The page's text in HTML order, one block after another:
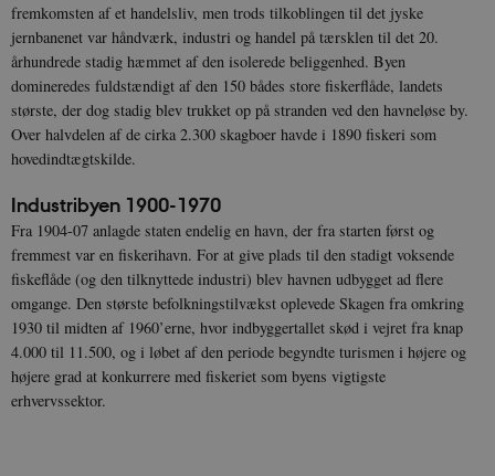
fremkomsten af et handelsliv, men trods tilkoblingen til det jyske
jernbanenet var håndværk, industri og handel på tærsklen til det 20.
århundrede stadig hæmmet af den isolerede beliggenhed. Byen
domineredes fuldstændigt af den 150 bådes store fiskerflåde, landets
største, der dog stadig blev trukket op på stranden ved den havneløse by.
Over halvdelen af de cirka 2.300 skagboer havde i 1890 fiskeri som
hovedindtægtskilde.
Industribyen 1900-1970
Fra 1904-07 anlagde staten endelig en havn, der fra starten først og
fremmest var en fiskerihavn. For at give plads til den stadigt voksende
fiskeflåde (og den tilknyttede industri) blev havnen udbygget ad flere
omgange. Den største befolkningstilvækst oplevede Skagen fra omkring
1930 til midten af 1960’erne, hvor indbyggertallet skød i vejret fra knap
4.000 til 11.500, og i løbet af den periode begyndte turismen i højere og
højere grad at konkurrere med fiskeriet som byens vigtigste
erhvervssektor.